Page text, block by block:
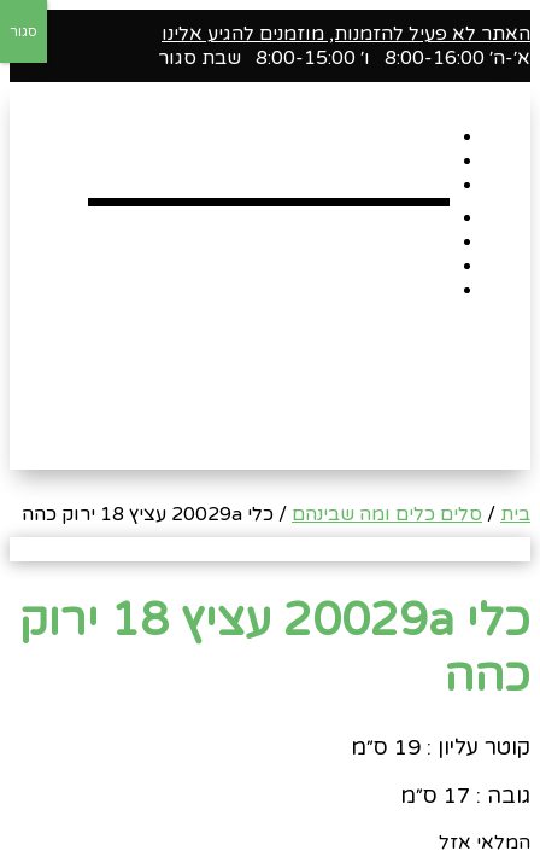
האתר לא פעיל להזמנות, מוזמנים להגיע אלינו
א׳-ה׳ 8:00-16:00 ו׳ 8:00-15:00 שבת סגור
בית / סלים כלים ומה שבינהם / כלי 20029a עציץ 18 ירוק כהה
כלי 20029a עציץ 18 ירוק
כהה
קוטר עליון : 19 ס״מ
גובה : 17 ס״מ
המלאי אזל
סגור